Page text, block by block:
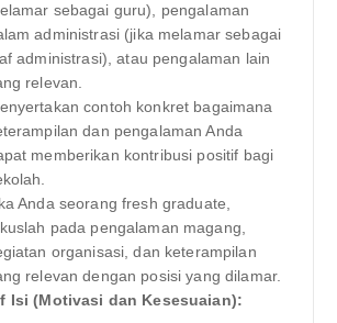
sebagai guru), pengalaman
administrasi (jika melamar sebagai
administrasi), atau pengalaman lain
relevan.
contoh konkret bagaimana
dan pengalaman Anda
memberikan kontribusi positif bagi
Anda seorang fresh graduate,
pada pengalaman magang,
organisasi, dan keterampilan
relevan dengan posisi yang dilamar.
Isi (Motivasi dan Kesesuaian):